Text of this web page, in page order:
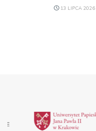
13 LIPCA 2026